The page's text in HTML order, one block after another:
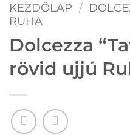
KEZDŐLAP /
RUHA
Dolcezza
rövid ujjú